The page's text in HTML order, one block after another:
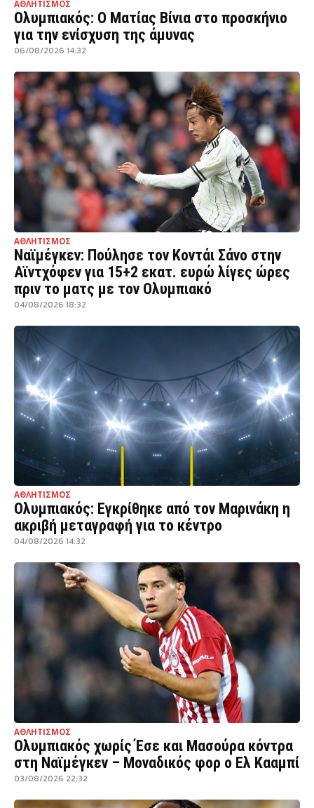
ΑΘΛΗΤΙΣΜΟΣ
Ολυμπιακός: Ο Ματίας Βίνια στο προσκήνιο
για την ενίσχυση της άμυνας
06/08/2026 14:32
ΑΘΛΗΤΙΣΜΟΣ
Ναϊμέγκεν: Πούλησε τον Κοντάι Σάνο στην
Αϊντχόφεν για 15+2 εκατ. ευρώ λίγες ώρες
πριν το ματς με τον Ολυμπιακό
04/08/2026 18:32
ΑΘΛΗΤΙΣΜΟΣ
Ολυμπιακός: Εγκρίθηκε από τον Μαρινάκη η
ακριβή μεταγραφή για το κέντρο
04/08/2026 14:32
ΑΘΛΗΤΙΣΜΟΣ
Ολυμπιακός χωρίς Έσε και Μασούρα κόντρα
στη Ναϊμέγκεν – Μοναδικός φορ ο Ελ Κααμπί
03/08/2026 22:32